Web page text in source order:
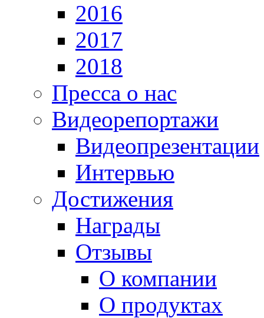
2016
2017
2018
Пресса о нас
Видеорепортажи
Видеопрезентации
Интервью
Достижения
Награды
Отзывы
О компании
О продуктах